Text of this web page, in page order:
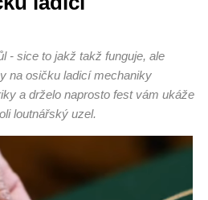
- sice to jakž takž funguje, ale
na osičku ladicí mechaniky
a drželo naprosto fest vám ukáže
loutnářský uzel.